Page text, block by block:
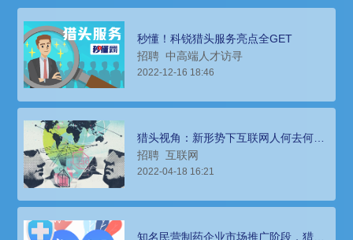
秒懂！科锐猎头服务亮点全GET
招聘 中高端人才访寻
2022-12-16 18:46
猎头视角：新形势下互联网人何去何
从？
招聘 互联网
2022-04-18 16:21
知名民营制药企业市场推广阶段，猎头